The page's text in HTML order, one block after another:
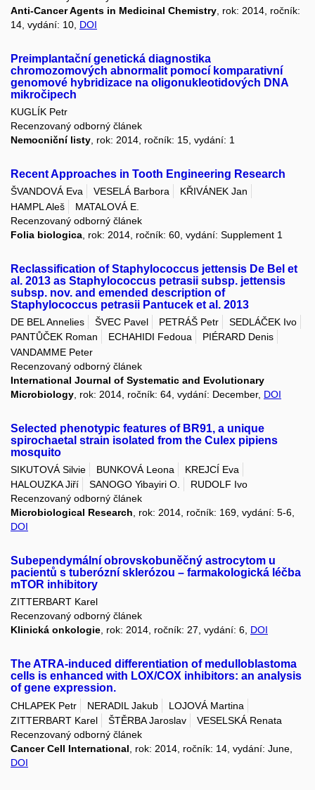
Anti-Cancer Agents in Medicinal Chemistry , rok: 2014, ročník:
14, vydání: 10, DOI
Preimplantační genetická diagnostika
chromozomových abnormalit pomocí komparativní
genomové hybridizace na oligonukleotidových DNA
mikročipech
KUGLÍK Petr
Recenzovaný odborný článek
Nemocniční listy , rok: 2014, ročník: 15, vydání: 1
Recent Approaches in Tooth Engineering Research
ŠVANDOVÁ Eva VESELÁ Barbora
KŘIVÁNEK Jan
HAMPL Aleš
MATALOVÁ E.
Recenzovaný odborný článek
Folia biologica , rok: 2014, ročník: 60, vydání: Supplement 1
Reclassification of Staphylococcus jettensis De Bel et
al. 2013 as Staphylococcus petrasii subsp. jettensis
subsp. nov. and emended description of
Staphylococcus petrasii Pantucek et al. 2013
DE BEL Annelies ŠVEC Pavel PETRÁŠ Petr
SEDLÁČEK Ivo
PANTŮČEK Roman
ECHAHIDI Fedoua
PIÉRARD Denis
VANDAMME Peter
Recenzovaný odborný článek
International Journal of Systematic and Evolutionary
Microbiology , rok: 2014, ročník: 64, vydání: December, DOI
Selected phenotypic features of BR91, a unique
spirochaetal strain isolated from the Culex pipiens
mosquito
SIKUTOVÁ Silvie BUNKOVÁ Leona
KREJCÍ Eva
HALOUZKA Jiří
SANOGO Yibayiri O.
RUDOLF Ivo
Recenzovaný odborný článek
Microbiological Research , rok: 2014, ročník: 169, vydání: 5-6,
DOI
Subependymální obrovskobuněčný astrocytom u
pacientů s tuberózní sklerózou – farmakologická léčba
mTOR inhibitory
ZITTERBART Karel
Recenzovaný odborný článek
Klinická onkologie, rok: 2014, ročník: 27, vydání: 6, DOI
The ATRA-induced differentiation of medulloblastoma
cells is enhanced with LOX/COX inhibitors: an analysis
of gene expression.
CHLAPEK Petr NERADIL Jakub
LOJOVÁ Martina
ZITTERBART Karel
ŠTĚRBA Jaroslav
VESELSKÁ Renata
Recenzovaný odborný článek
Cancer Cell International , rok: 2014, ročník: 14, vydání: June,
DOI